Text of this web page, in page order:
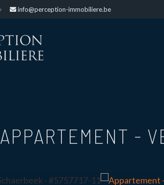
info@perception-immobiliere.be
APPARTEMENT -